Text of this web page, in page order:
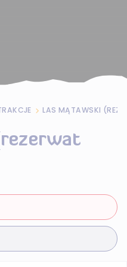
LAS MĄTAWSKI